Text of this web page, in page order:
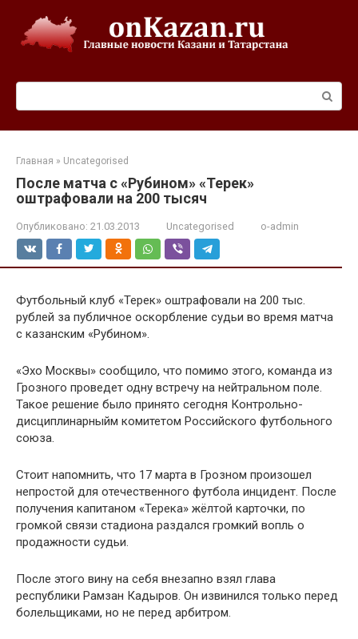
контенту
Главная » Uncategorised
После матча с «Рубином» «Терек»
оштрафовали на 200 тысяч
Опубликовано: 21.03.2013 Uncategorised o-admin
Футбольный клуб «Терек» оштрафовали на 200 тыс.
рублей за публичное оскорбление судьи во время матча
с казанским «Рубином».
«Эхо Москвы» сообщило, что помимо этого, команда из
Грозного проведет одну встречу на нейтральном поле.
Такое решение было принято сегодня Контрольно-
дисциплинарныйм комитетом Российского футбольного
союза.
Стоит напомнить, что 17 марта в Грозном произошел
непростой для отечественного футбола инцидент. После
получения капитаном «Терека» жёлтой карточки, по
громкой связи стадиона раздался громкий вопль о
продажности судьи.
После этого вину на себя внезапно взял глава
республики Рамзан Кадыров. Он извинился только перед
болельщиками, но не перед арбитром.